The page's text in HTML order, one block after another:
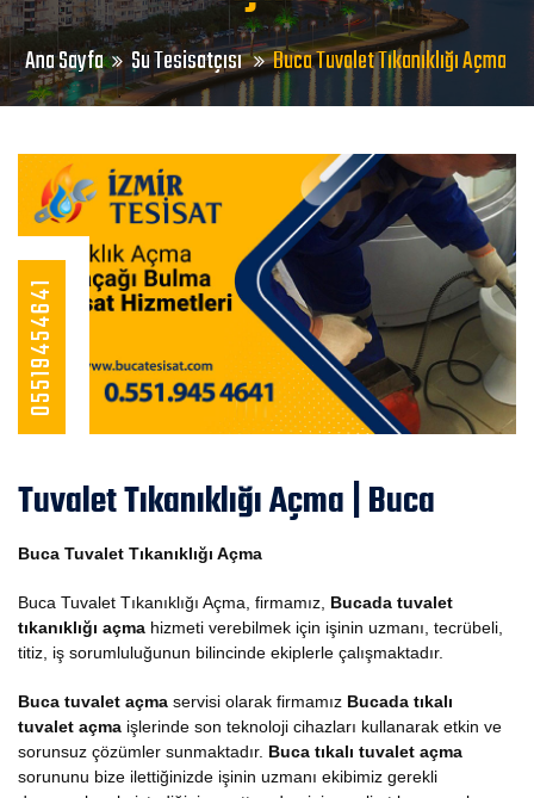
Ana Sayfa Su Tesisatçısı Buca Tuvalet Tıkanıklığı Açma
05519454641
Tuvalet Tıkanıklığı Açma | Buca
Buca Tuvalet Tıkanıklığı Açma
Buca Tuvalet Tıkanıklığı Açma, firmamız, Bucada tuvalet
tıkanıklığı açma hizmeti verebilmek için işinin uzmanı, tecrübeli,
titiz, iş sorumluluğunun bilincinde ekiplerle çalışmaktadır.
Buca tuvalet açma servisi olarak firmamız Bucada tıkalı
tuvalet açma işlerinde son teknoloji cihazları kullanarak etkin ve
sorunsuz çözümler sunmaktadır. Buca tıkalı tuvalet açma
sorununu bize ilettiğinizde işinin uzmanı ekibimiz gerekli